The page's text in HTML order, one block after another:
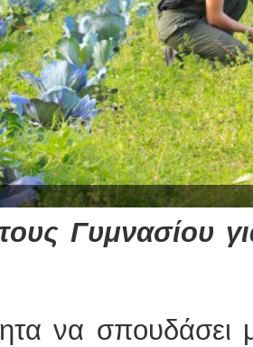
Γυμνασίου
να σπουδάσει